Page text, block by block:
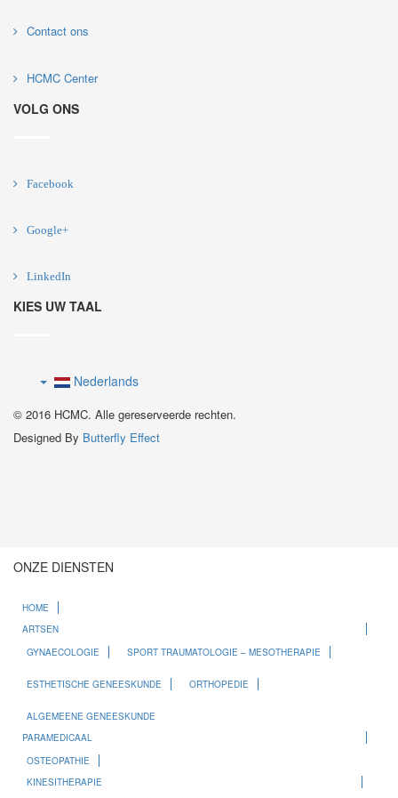
Contact ons
HCMC Center
VOLG ONS
Facebook
Google+
LinkedIn
KIES UW TAAL
Nederlands
© 2016 HCMC. Alle gereserveerde rechten.
Designed By Butterfly Effect
ONZE DIENSTEN
HOME
ARTSEN
GYNAECOLOGIE
SPORT TRAUMATOLOGIE – MESOTHERAPIE
ESTHETISCHE GENEESKUNDE ORTHOPEDIE
ALGEMEENE GENEESKUNDE
PARAMEDICAAL
OSTEOPATHIE
KINESITHERAPIE